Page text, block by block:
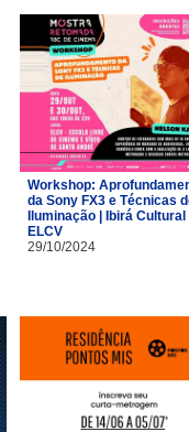
Workshop:
da Sony FX3 e Técnicas
Iluminação | Ibirá Cultural
ELCV
29/10/2024